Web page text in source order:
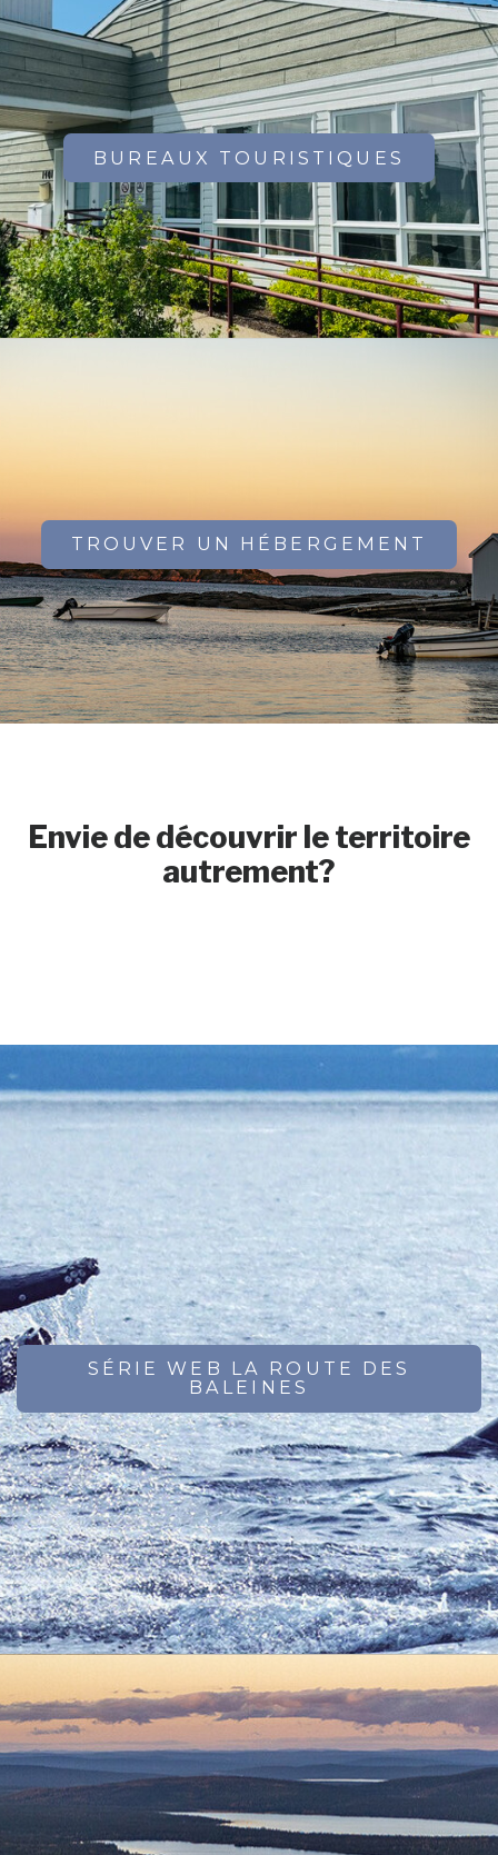
BUREAUX TOURISTIQUES
TROUVER UN HÉBERGEMENT
Envie de découvrir le territoire
autrement?
SÉRIE WEB LA ROUTE DES
BALEINES